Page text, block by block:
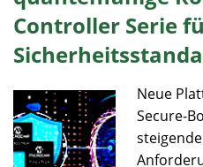
Controller Serie
Neue
Secure-